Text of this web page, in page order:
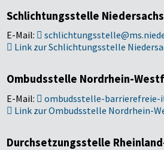
Schlichtungsstelle
E-Mail:
Link zur Schlichtungsstelle
Ombudsstelle Nordrhein-
E-Mail:
ombudsstelle-barrierefreie-
Link zur Ombudsstelle Nordrhein-
Durchsetzungsstelle